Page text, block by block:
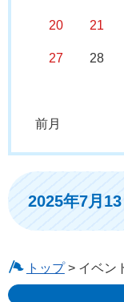
20 21
27 28
前月
2025年7月
トップ> イベン